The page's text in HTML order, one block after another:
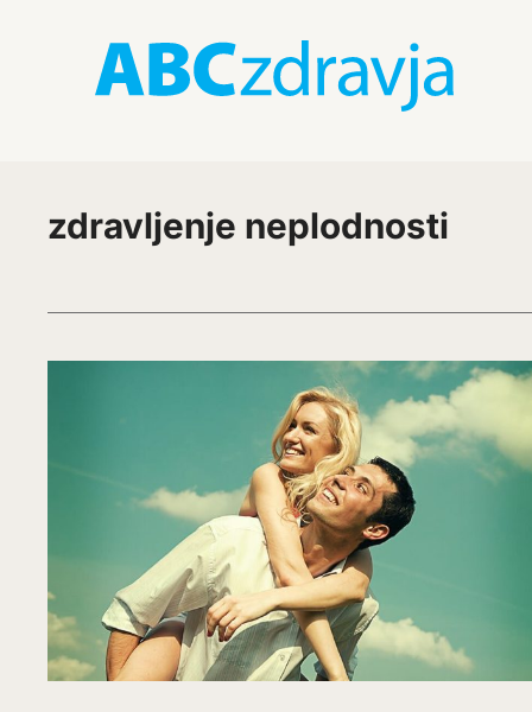
zdravljenje neplodnosti